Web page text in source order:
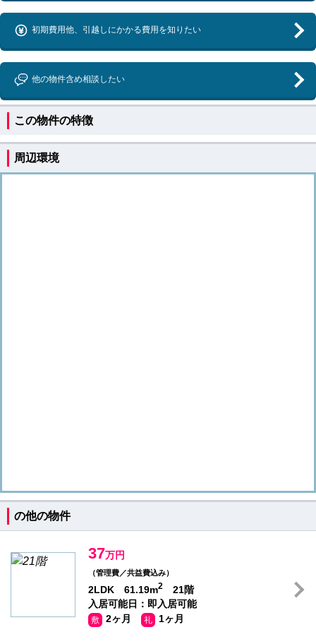
初期費用他、引越しにかかる費用を知りたい
他の物件含め相談したい
この物件の特徴
周辺環境
の他の物件
37万円
（管理費／共益費込み）
2LDK 61.19m2
21階
入居可能日：即入居可能
敷 2ヶ月 礼 1ヶ月